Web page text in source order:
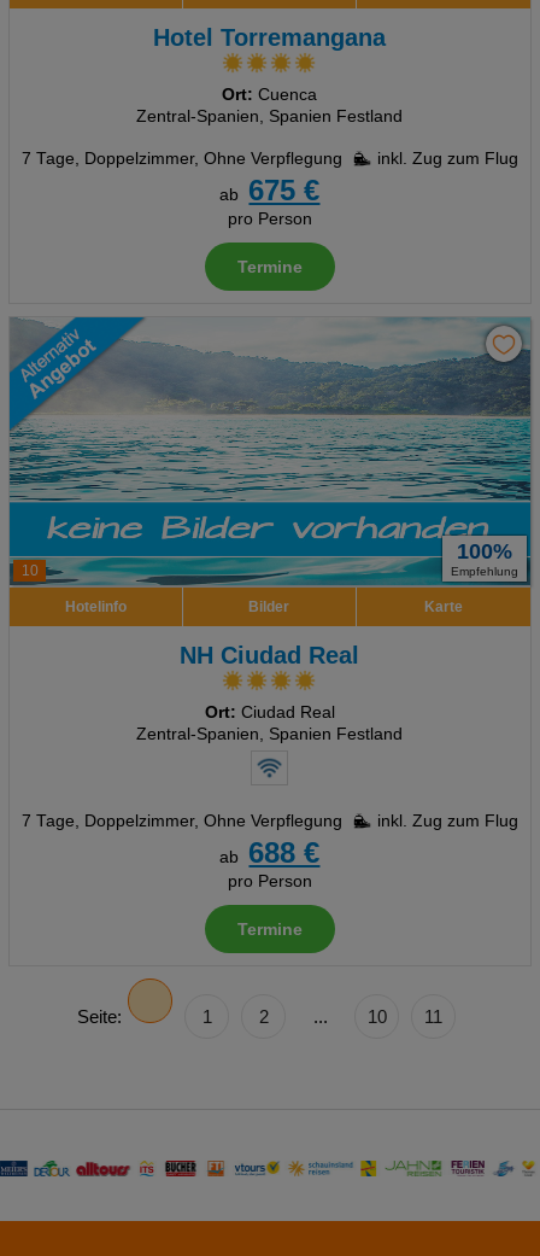
Hotel Torremangana
Ort: Cuenca
Zentral-Spanien, Spanien Festland
7 Tage, Doppelzimmer, Ohne Verpflegung
inkl. Zug zum Flug
ab
675 €
pro Person
Termine
10
100%
Empfehlung
Hotelinfo Bilder Karte
NH Ciudad Real
Ort: Ciudad Real
Zentral-Spanien, Spanien Festland
7 Tage, Doppelzimmer, Ohne Verpflegung
inkl. Zug zum Flug
ab
688 €
pro Person
Termine
Seite: 1 2 ... 10 11